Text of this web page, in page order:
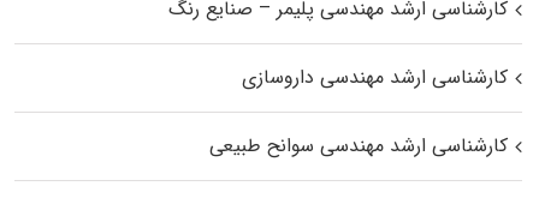
کارشناسی ارشد مهندسی پلیمر – صنایع رنگ
کارشناسی ارشد مهندسی داروسازی
کارشناسی ارشد مهندسی سوانح طبیعی